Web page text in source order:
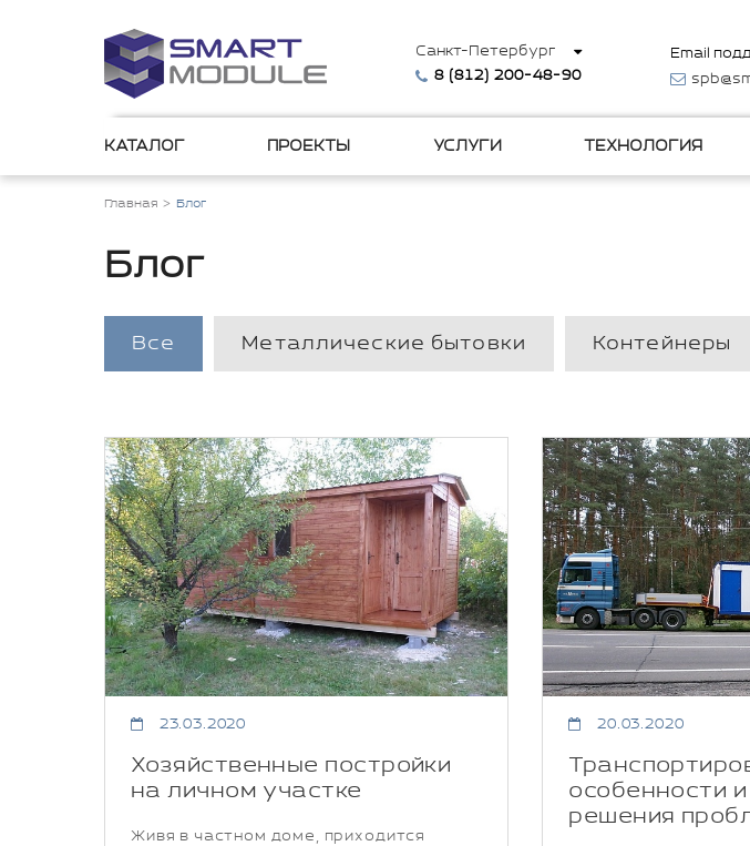
Санкт-Петербург
8 (812) 200-48-90
Email
КАТАЛОГ ПРОЕКТЫ УСЛУГИ ТЕХНОЛОГИЯ
Главная Блог
Блог
Все Металлические бытовки Контейнеры
23.03.2020
Хозяйственные постройки
на личном участке
Живя в частном доме, приходится
20.03.2020
особенности
решения